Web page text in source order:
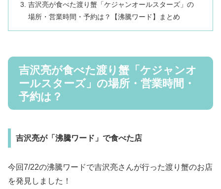
吉沢亮が食べた渡り蟹「ケジャンオールスターズ」の
場所・営業時間・予約は？【沸騰ワード】まとめ
吉沢亮が食べた渡り蟹「ケジャンオ
ールスターズ」の場所・営業時間・
予約は？
吉沢亮が「沸騰ワード」で食べた店
今回7/22の沸騰ワードで吉沢亮さんが行った渡り蟹のお店
を発見しました！